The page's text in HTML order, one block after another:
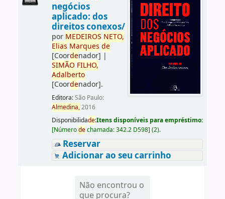
negócios
aplicado: dos
direitos conexos/
por MEDEIROS NETO,
Elias Marques de
[Coordenador] |
SIMÃO FILHO,
Adalberto
[Coordenador].
Editora:São Paulo:
Almedina,2016
Disponibilidade:Itens disponíveis para empréstimo:
[Númerodechamada:342.2 D598] (2).
Reservar
Adicionar ao seu carrinho
Não encontrou o
que procura?